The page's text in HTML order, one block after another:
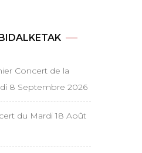
Concert de la
8 Septembre 2026
du Mardi 18 Août